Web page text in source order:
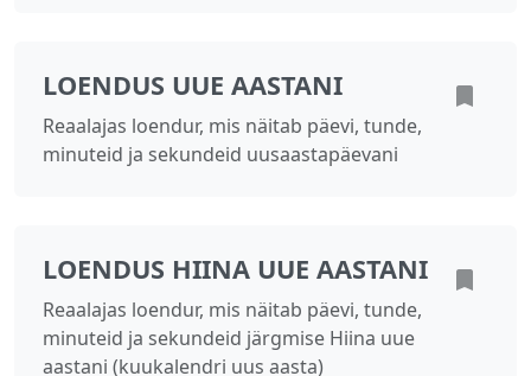
LOENDUS UUE AASTANI
Reaalajas loendur, mis näitab päevi, tunde,
minuteid ja sekundeid uusaastapäevani
LOENDUS HIINA UUE AASTANI
Reaalajas loendur, mis näitab päevi, tunde,
minuteid ja sekundeid järgmise Hiina uue
aastani (kuukalendri uus aasta)